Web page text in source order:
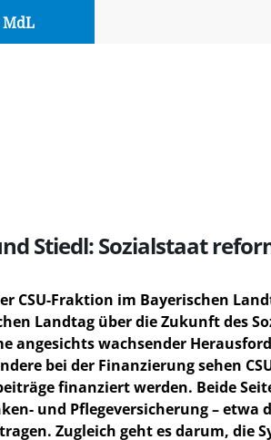
Stiedl: Sozialstaat
CSU-Fraktion im Bayerischen
Landtag über die Zukunft des
angesichts wachsender
bei der Finanzierung sehen
finanziert werden. Beide
und Pflegeversicherung –
Zugleich geht es darum, die